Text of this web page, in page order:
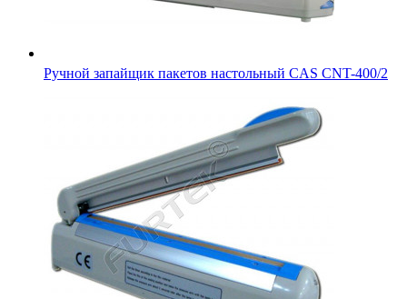
Ручной запайщик пакетов настольный CAS CNT-400/2